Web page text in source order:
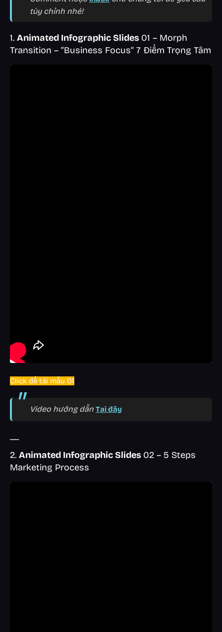
tùy chỉnh nhé!
1. Animated Infographic Slides 01 – Morph
Transition – “Business Focus” 7 Điểm Trọng Tâm
Click để tải mẫu 01
Video hướng dẫn Tại đây
2. Animated Infographic Slides 02 – 5 Steps
Marketing Process